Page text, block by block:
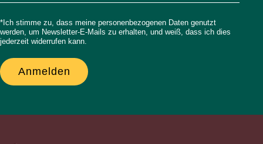
*Ich stimme zu, dass meine personenbezogenen Daten genutzt
werden, um Newsletter-E-Mails zu erhalten, und weiß, dass ich dies
jederzeit widerrufen kann.
Anmelden